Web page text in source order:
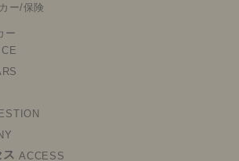
ー/保険
ー
ACCESS